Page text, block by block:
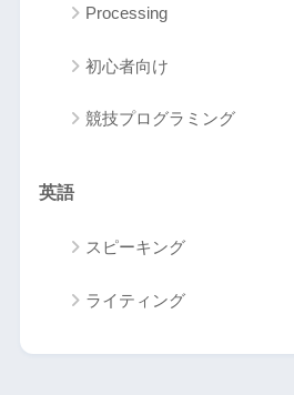
Processing
初心者向け
競技プログラミング
英語
スピーキング
ライティング